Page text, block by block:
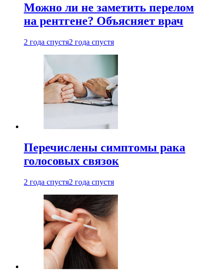
Можно ли не заметить перелом
на рентгене? Объясняет врач
2 года спустя2 года спустя
Перечислены симптомы рака
голосовых связок
2 года спустя2 года спустя